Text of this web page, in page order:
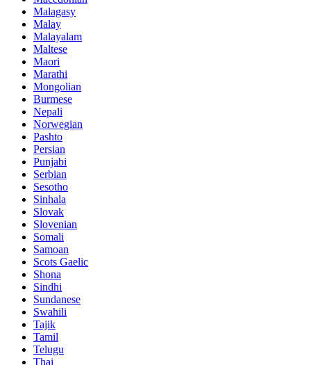
Malagasy
Malay
Malayalam
Maltese
Maori
Marathi
Mongolian
Burmese
Nepali
Norwegian
Pashto
Persian
Punjabi
Serbian
Sesotho
Sinhala
Slovak
Slovenian
Somali
Samoan
Scots Gaelic
Shona
Sindhi
Sundanese
Swahili
Tajik
Tamil
Telugu
Thai